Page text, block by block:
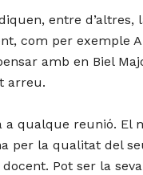
entre
com per exemple
amb en Biel
arreu.
qualque reunió. El
per la qualitat del
Pot ser la